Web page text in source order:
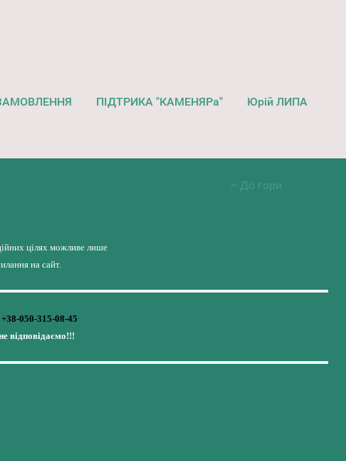
ПІДТРИКА "КАМЕНЯРа" Юрій ЛИПА
До гори
цілях можливе лише
на сайт.
050-315-08-45
відповідаємо!!!